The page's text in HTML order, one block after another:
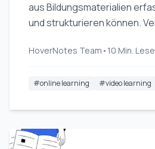
aus Bildungsmaterialien
und strukturieren können.
HoverNotes Team • 10 Min.
#online learning #video learning